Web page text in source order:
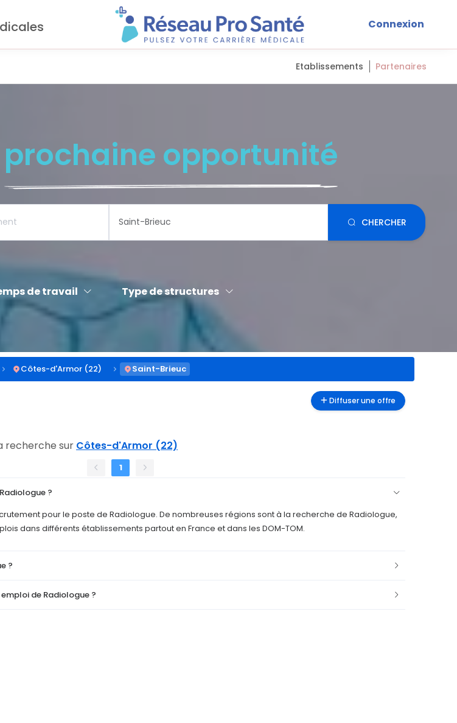
Connexion
Etablissements Partenaires
prochaine opportunité
CHERCHER
de travail Type de structures
Côtes-d'Armor (22) Saint-Brieuc
Diffuser une offre
recherche sur Côtes-d'Armor (22)
1
?
pour le poste de Radiologue. De nombreuses régions sont à la recherche de Radiologue,
dans différents établissements partout en France et dans les DOM-TOM.
?
de Radiologue ?